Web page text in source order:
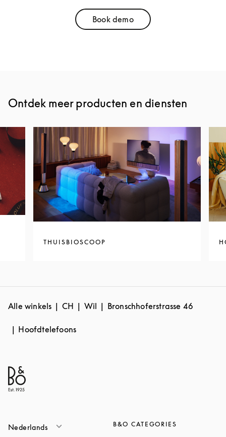
Book demoLink Opens in New Tab
Ontdek meer producten en diensten
THUISBIOSCOOP
Alle winkels CH Wil Bronschhoferstrasse 46
Hoofdtelefoons
Nederlands B&O CATEGORIES